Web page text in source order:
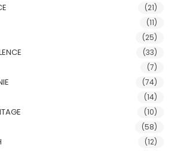
(21)
(11)
(25)
(33)
(7)
(74)
(14)
(10)
(58)
(12)